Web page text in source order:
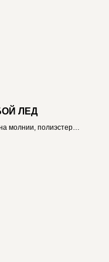
ЛЕД
молнии, полиэстер